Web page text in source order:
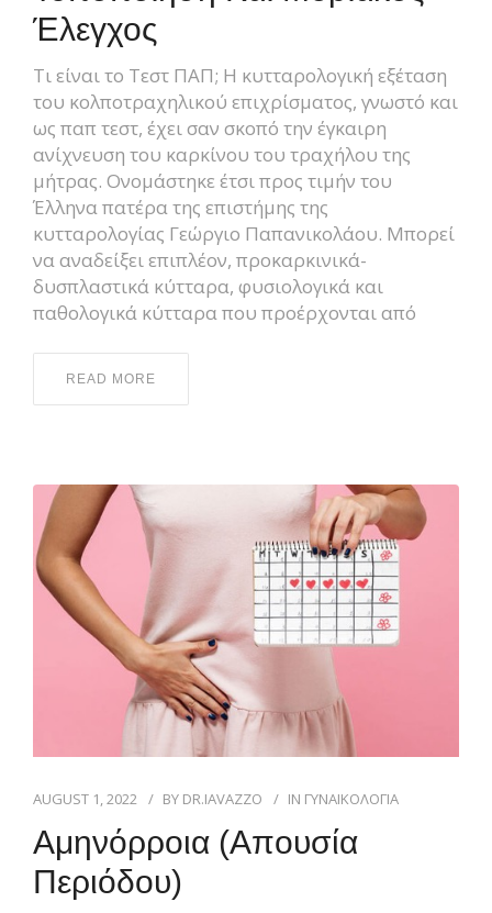
Έλεγχος
Τι είναι το Τεστ ΠΑΠ; Η κυτταρολογική εξέταση
του κολποτραχηλικού επιχρίσματος, γνωστό και
ως παπ τεστ, έχει σαν σκοπό την έγκαιρη
ανίχνευση του καρκίνου του τραχήλου της
μήτρας. Ονομάστηκε έτσι προς τιμήν του
Έλληνα πατέρα της επιστήμης της
κυτταρολογίας Γεώργιο Παπανικολάου. Μπορεί
να αναδείξει επιπλέον, προκαρκινικά-
δυσπλαστικά κύτταρα, φυσιολογικά και
παθολογικά κύτταρα που προέρχονται από
READ MORE
AUGUST 1, 2022 BY DR.IAVAZZO IN ΓΥΝΑΙΚΟΛΟΓΙΑ
Αμηνόρροια (απουσία
Περιόδου)